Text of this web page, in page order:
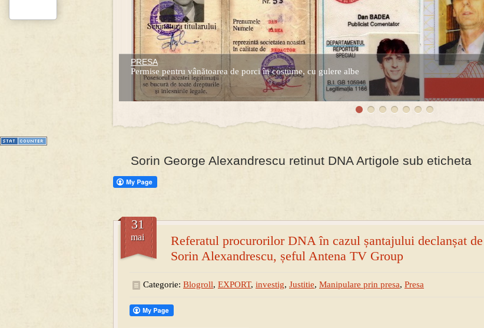
PRESA
Permise pentru vânătoarea de porci în costume, cu gulere albe
Prima mea carte publicata (Nemira)
Averea Presedintelui: prima lucrare despre controversatele conturi secrete ale Securitatii.
Sorin George Alexandrescu retinut DNA Artigole sub eticheta
Referatul procurorilor DNA în cazul șantajului declanșat de
Sorin Alexandrescu, șeful Antena TV Group
31
mai
Categorie: Blogroll, EXPORT, investig, Justitie, Manipulare prin presa, Presa